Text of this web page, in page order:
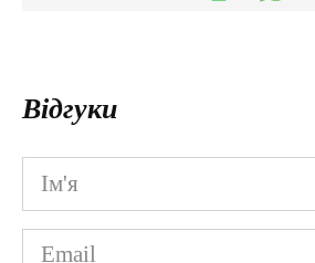
Відгуки
Ім'я
*
Email